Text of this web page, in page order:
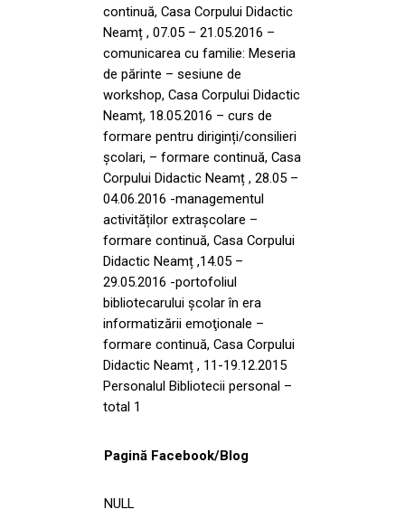
continuă, Casa Corpului Didactic
Neamț , 07.05 – 21.05.2016 –
comunicarea cu familie: Meseria
de părinte – sesiune de
workshop, Casa Corpului Didactic
Neamț, 18.05.2016 – curs de
formare pentru diriginți/consilieri
școlari, – formare continuă, Casa
Corpului Didactic Neamț , 28.05 –
04.06.2016 -managementul
activităților extrașcolare –
formare continuă, Casa Corpului
Didactic Neamț ,14.05 –
29.05.2016 -portofoliul
bibliotecarului şcolar în era
informatizării emoţionale –
formare continuă, Casa Corpului
Didactic Neamț , 11-19.12.2015
Personalul Bibliotecii personal –
total 1
Pagină Facebook/Blog
NULL